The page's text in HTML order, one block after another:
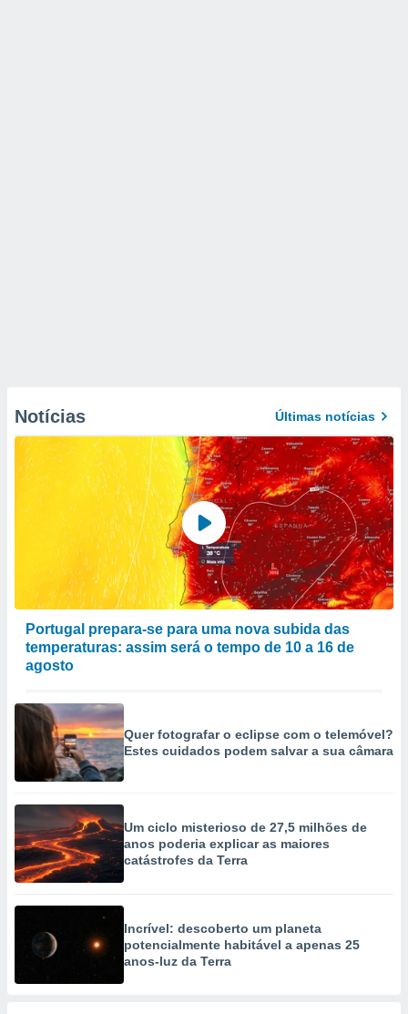
Notícias Últimas notícias
Portugal prepara-se para uma nova subida das
temperaturas: assim será o tempo de 10 a 16 de
agosto
Quer fotografar o eclipse com o telemóvel?
Estes cuidados podem salvar a sua câmara
Um ciclo misterioso de 27,5 milhões de
anos poderia explicar as maiores
catástrofes da Terra
Incrível: descoberto um planeta
potencialmente habitável a apenas 25
anos-luz da Terra